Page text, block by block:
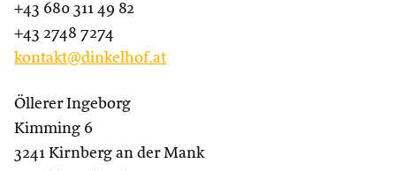
+43 680 311 49 82
+43 2748 7274
kontakt@dinkelhof.at
Öllerer Ingeborg
Kimming 6
3241 Kirnberg an der Mank